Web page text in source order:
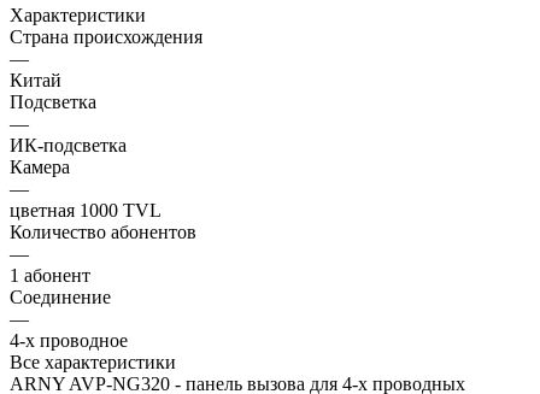
Характеристики
Страна происхождения
—
Китай
Подсветка
—
ИК-подсветка
Камера
—
цветная 1000 TVL
Количество абонентов
—
1 абонент
Соединение
—
4-х проводное
Все характеристики
ARNY AVP-NG320 - панель вызова для 4-х проводных